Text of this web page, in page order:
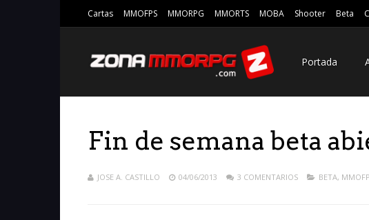
Cartas MMOFPS MMORPG MMORTS MOBA Shooter Beta
Portada
Fin de semana beta
JOSE A. CASTILLO 04/06/2013 3 COMENTARIOS BETA,